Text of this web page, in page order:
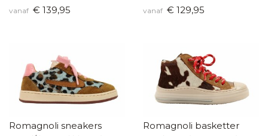
vanaf € 139,95 vanaf € 129,95
Romagnoli sneakers Romagnoli basketter